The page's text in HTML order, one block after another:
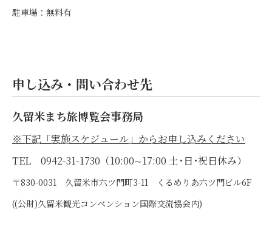
駐車場：無料有
申し込み・問い合わせ先
久留米まち旅博覧会事務局
※下記「実施スケジュール」からお申し込みください
TEL 0942-31-1730（10:00∼17:00 土･日･祝日休み）
〒830-0031 久留米市六ツ門町3-11 くるめりあ六ツ門ビル6F
((公財)久留米観光コンベンション国際交流協会内)